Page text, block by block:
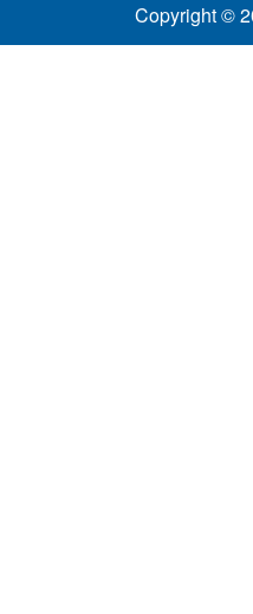
Copyright ©